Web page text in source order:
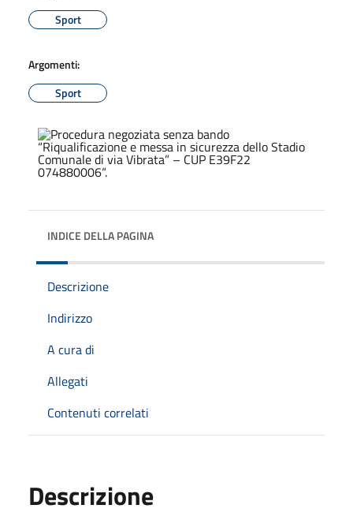
Sport
Argomenti:
Sport
INDICE DELLA PAGINA
Descrizione
Indirizzo
A cura di
Allegati
Contenuti correlati
Descrizione